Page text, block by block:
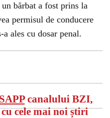
bărbat a fost prins la
permisul de conducere
ales cu dosar penal.
video.
canalului BZI,
cele mai noi știri